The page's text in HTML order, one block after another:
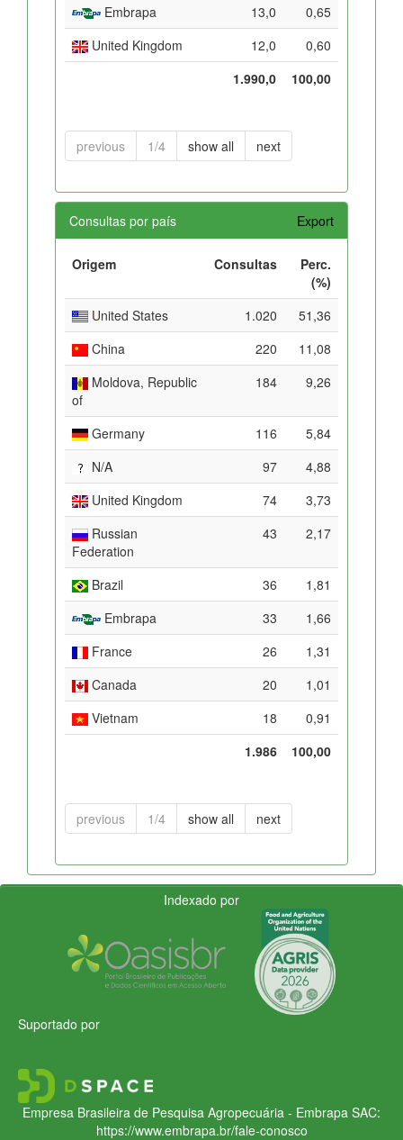
Embrapa
13,0
0,65
United Kingdom
12,0
0,60
1.990,0
100,00
previous 1/4 show all next
Consultas por país Export
Origem Consultas
Perc.
(%)
United States
1.020
51,36
China
220
11,08
Moldova, Republic
of
184 9,26
Germany 116
5,84
N/A
97
4,88
United Kingdom
74
3,73
Russian
Federation
43 2,17
Brazil 36
1,81
Embrapa
33
1,66
France
26
1,31
Canada
20
1,01
Vietnam
18
0,91
1.986
100,00
previous 1/4 show all next
Indexado por
Suportado por
Empresa Brasileira de Pesquisa Agropecuária - Embrapa SAC:
https://www.embrapa.br/fale-conosco